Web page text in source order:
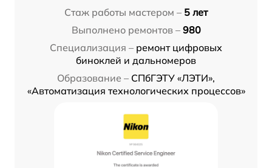
Стаж работы мастером – 5 лет
Выполнено ремонтов – 980
Специализация – ремонт цифровых
биноклей и дальномеров
Образование – СПбГЭТУ «ЛЭТИ»,
«Автоматизация технологических процессов»